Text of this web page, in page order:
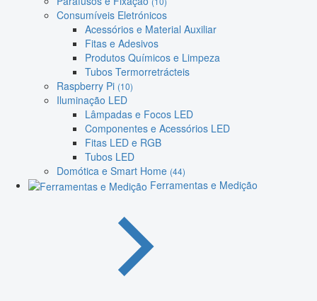
Consumíveis Eletrónicos
Acessórios e Material Auxiliar
Fitas e Adesivos
Produtos Químicos e Limpeza
Tubos Termorretrácteis
Raspberry Pi (10)
Iluminação LED
Lâmpadas e Focos LED
Componentes e Acessórios LED
Fitas LED e RGB
Tubos LED
Domótica e Smart Home (44)
Ferramentas e Medição